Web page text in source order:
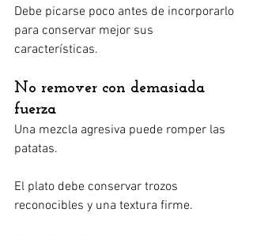
Debe picarse poco antes de incorporarlo
para conservar mejor sus
características.
No remover con demasiada
fuerza
Una mezcla agresiva puede romper las
patatas.
El plato debe conservar trozos
reconocibles y una textura firme.